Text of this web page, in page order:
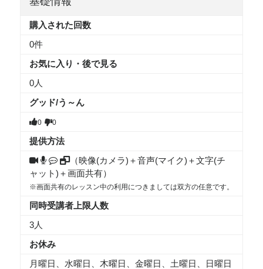
購入された回数
0件
お気に入り・後で見る
0人
グッド/う～ん
0 0
提供方法
（映像(カメラ)＋音声(マイク)＋文字(チ
ャット)＋画面共有）
※画面共有のレッスン中の利用につきましては双方の任意です。
同時受講者上限人数
3人
お休み
月曜日、水曜日、木曜日、金曜日、土曜日、日曜日